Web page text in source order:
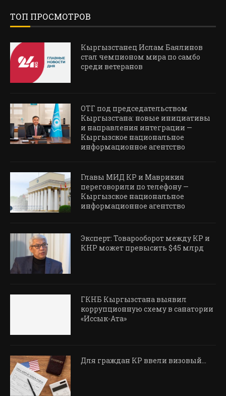
ТОП ПРОСМОТРОВ
Кыргызстанец Ислам Баялинов
стал чемпионом мира по самбо
среди ветеранов
ОТГ под председательством
Кыргызстана: новые инициативы
и направления интеграции —
Кыргызское национальное
информационное агентство
Главы МИД КР и Маврикия
переговорили по телефону —
Кыргызское национальное
информационное агентство
Эксперт: Товарооборот между КР и
КНР может превысить $45 млрд
ГКНБ Кыргызстана выявил
коррупционную схему в санатории
«Иссык-Ата»
Для граждан КР ввели визовый…